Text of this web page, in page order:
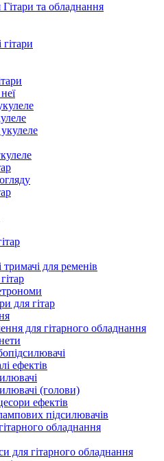
Гітари та обладнання
для ременів
для гітар
для гітарного обладнання
ефектів
(голови)
ефектів
підсилювачів
обладнання
для гітарного обладнання